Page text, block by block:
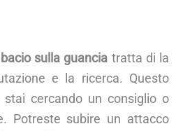
sulla guancia tratta di la
e la ricerca. Questo
cercando un consiglio o
Potreste subire un attacco